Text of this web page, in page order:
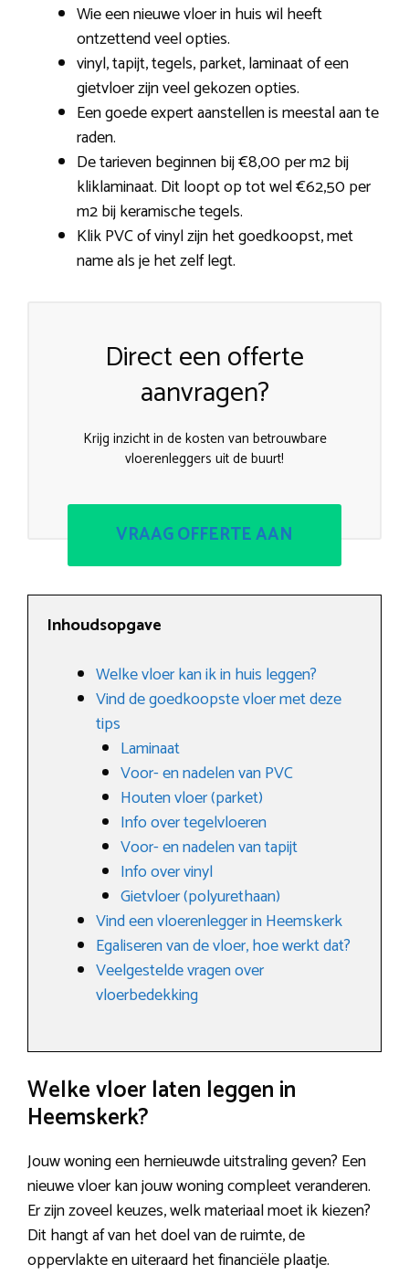
Wie een nieuwe vloer in huis wil heeft
ontzettend veel opties.
vinyl, tapijt, tegels, parket, laminaat of een
gietvloer zijn veel gekozen opties.
Een goede expert aanstellen is meestal aan te
raden.
De tarieven beginnen bij €8,00 per m2 bij
kliklaminaat. Dit loopt op tot wel €62,50 per
m2 bij keramische tegels.
Klik PVC of vinyl zijn het goedkoopst, met
name als je het zelf legt.
Direct een offerte
aanvragen?
Krijg inzicht in de kosten van betrouwbare
vloerenleggers uit de buurt!
VRAAG OFFERTE AAN
Inhoudsopgave
Welke vloer kan ik in huis leggen?
Vind de goedkoopste vloer met deze
tips
Laminaat
Voor- en nadelen van PVC
Houten vloer (parket)
Info over tegelvloeren
Voor- en nadelen van tapijt
Info over vinyl
Gietvloer (polyurethaan)
Vind een vloerenlegger in Heemskerk
Egaliseren van de vloer, hoe werkt dat?
Veelgestelde vragen over
vloerbedekking
Welke vloer laten leggen in
Heemskerk?
Jouw woning een hernieuwde uitstraling geven? Een
nieuwe vloer kan jouw woning compleet veranderen.
Er zijn zoveel keuzes, welk materiaal moet ik kiezen?
Dit hangt af van het doel van de ruimte, de
oppervlakte en uiteraard het financiële plaatje.